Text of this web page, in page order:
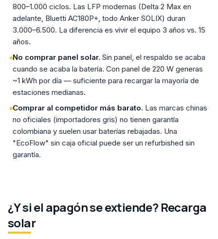
800–1.000 ciclos. Las LFP modernas (Delta 2 Max en
adelante, Bluetti AC180P+, todo Anker SOLIX) duran
3.000–6.500. La diferencia es vivir el equipo 3 años vs. 15
años.
No comprar panel solar. Sin panel, el respaldo se acaba
cuando se acaba la batería. Con panel de 220 W generas
~1 kWh por día — suficiente para recargar la mayoría de
estaciones medianas.
Comprar al competidor más barato. Las marcas chinas
no oficiales (importadores gris) no tienen garantía
colombiana y suelen usar baterías rebajadas. Una
"EcoFlow" sin caja oficial puede ser un refurbished sin
garantía.
¿Y si el apagón se extiende? Recarga
solar